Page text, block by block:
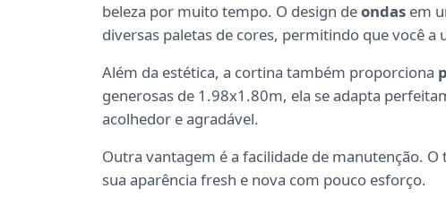
beleza por muito tempo. O design deondas em
diversas paletas de cores, permitindo que você
Além da estética, a cortina também proporciona
generosas de 1.98x1.80m, ela se adapta
acolhedor e agradável.
Outra vantagem é a facilidade de manutenção.
sua aparência fresh e nova com pouco esforço.